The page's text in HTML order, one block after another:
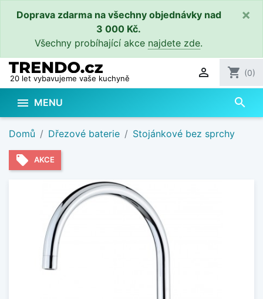
Doprava zdarma na všechny objednávky nad
3 000 Kč.
Všechny probíhající akce najdete zde.
×
20 let vybavujeme vaše kuchyně  shopping_cart (0)
 MENU search
Domů Dřezové baterie Stojánkové bez sprchy
local_offer AKCE